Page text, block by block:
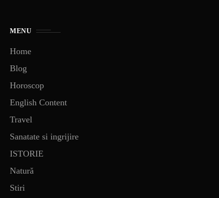
MENU
Home
Blog
Horoscop
English Content
Travel
Sanatate si ingrijire
ISTORIE
Natură
Stiri